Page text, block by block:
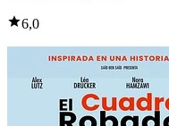
6,0